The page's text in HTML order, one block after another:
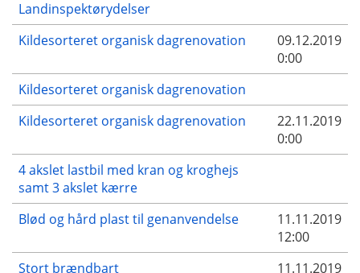
Landinspektørydelser
Kildesorteret organisk dagrenovation
09.12.2019
0:00
Kildesorteret organisk dagrenovation
Kildesorteret organisk dagrenovation
22.11.2019
0:00
4 akslet lastbil med kran og kroghejs
samt 3 akslet kærre
Blød og hård plast til genanvendelse
11.11.2019
12:00
Stort brændbart
11.11.2019